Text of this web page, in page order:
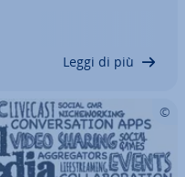
tempo il
Leggi di più